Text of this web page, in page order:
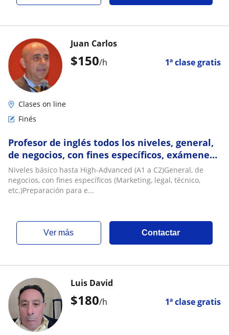
$150/h 1ª clase gratis
Juan Carlos
Clases on line
Finés
Profesor de inglés todos los niveles, general,
de negocios, con fines específicos, exámenes
de certificación, etc
Niveles básico hasta High-Advanced (A1 a C2)General, de
negocios, con fines específicos (Marketing, legal, técnico,
etc.)Preparación para e...
ver más Contactar
$180/h 1ª clase gratis
Luis David